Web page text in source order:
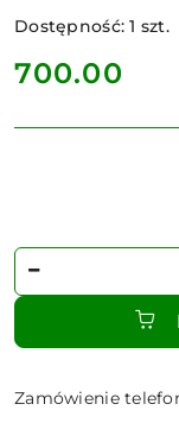
Dostępność:1 szt.
cena:
700.00
Ilość
Zamówienie